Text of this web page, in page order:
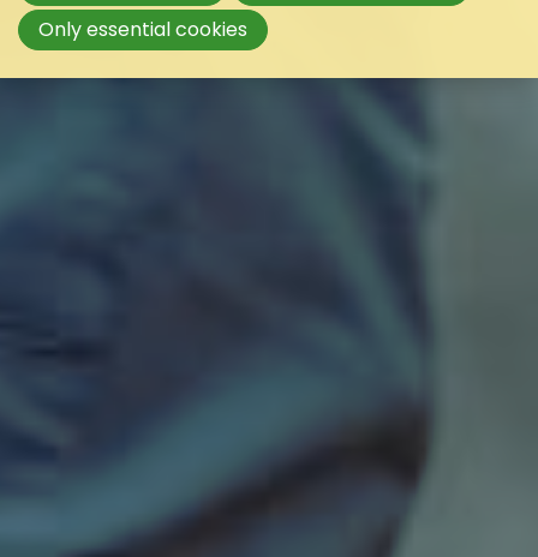
Only essential cookies